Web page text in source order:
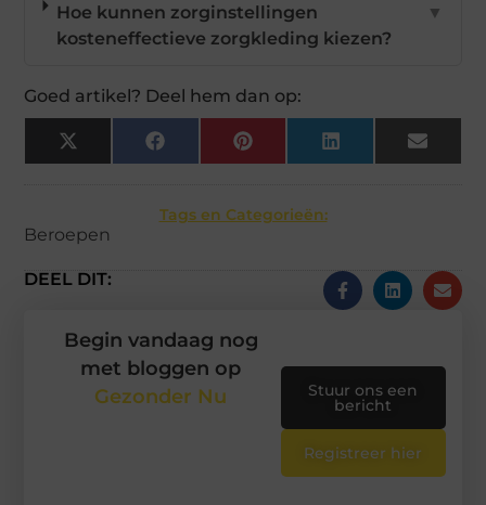
Hoe kunnen zorginstellingen
kosteneffectieve zorgkleding kiezen?
▼
Goed artikel? Deel hem dan op:
X
(Twitter)
FacebookPinterestLinkedIn Email
Tags en Categorieën:
Beroepen
DEEL DIT:
Begin vandaag nog
met bloggen op
Gezonder Nu
Stuur ons een
bericht
Registreer hier